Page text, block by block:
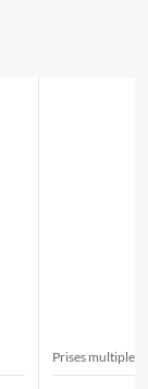
Prises multiples